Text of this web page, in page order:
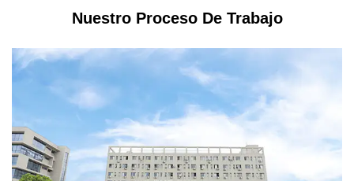
Nuestro Proceso De Trabajo